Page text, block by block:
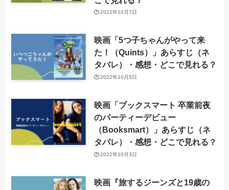
2022年10月7日
映画「5つ子ちゃんがやって来
た！（Quints）」あらすじ（ネ
タバレ）・感想・どこで見れる？
2022年10月5日
映画「ブックスマート 卒業前夜
のパーティーデビュー
（Booksmart）」あらすじ（ネ
タバレ）・感想・どこで見れる？
2022年10月3日
映画『旅するジーンズと19歳の